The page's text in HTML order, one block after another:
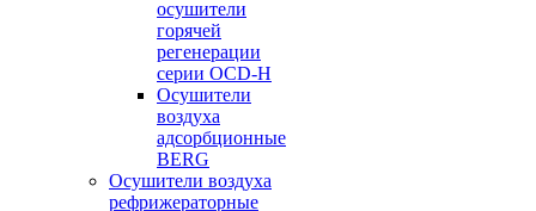
осушители
горячей
регенерации
серии OСD-H
Осушители
воздуха
адсорбционные
BERG
Осушители воздуха
рефрижераторные